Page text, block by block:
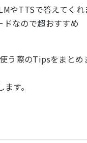
やTTSで答えてくれ
なので超おすすめ
う際のTipsをまとめ
す。